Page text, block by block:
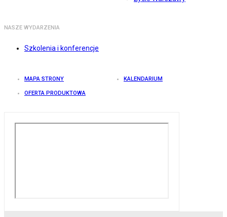
NASZE WYDARZENIA
Szkolenia i konferencje
MAPA STRONY KALENDARIUM
OFERTA PRODUKTOWA